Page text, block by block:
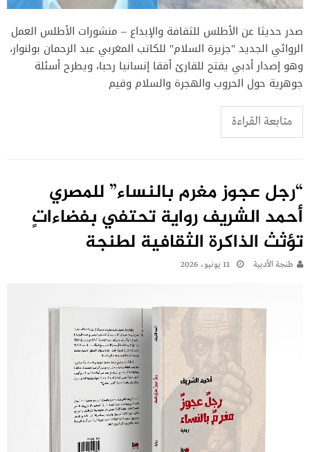
صدر حديثا عن الأطلس للثقافة والإبداع – منشورات الأطلس العمل
الروائي الجديد "جزيرة السلام" للكاتب المغربي عبد الرحمان بولنوار،
وهو إصدار أدبي يفتح للقارئ أفقا إنسانيا رحبا، ويطرح أسئلة
جوهرية حول الحروب والهجرة والسلام وقيم
متابعة القراءة
“رجل عجوز مغرم بالنساء” للمصري
أحمد الشريف رواية تحتفي بفضاءاتٍ
تؤثث الذاكرة الثقافية لطنجة
طنجة الأدبية 11 يونيو، 2026